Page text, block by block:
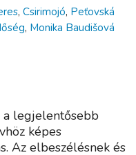
,Csirimojó, Peťovská
, Monika Baudišová
a legjelentősebb
képes
Az elbeszélésnek és